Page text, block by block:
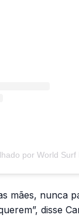
por World Surf
mães, nunca
disse